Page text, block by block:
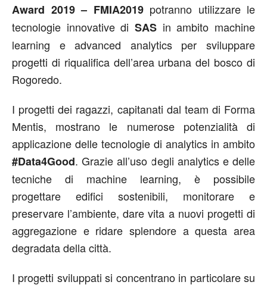
Award 2019 – FMIA2019potranno utilizzare le
tecnologie innovative di SAS in ambito machine
learning e advanced analytics per sviluppare
progetti di riqualifica dell’area urbana del bosco di
Rogoredo.
I progetti dei ragazzi, capitanati dal team di Forma
Mentis, mostrano le numerose potenzialità di
applicazione delle tecnologie di analytics in ambito
#Data4Good. Grazie all’uso degli analytics e delle
tecniche di machine learning, è possibile
progettare edifici sostenibili, monitorare e
preservare l’ambiente, dare vita a nuovi progetti di
aggregazione e ridare splendore a questa area
degradata della città.
I progetti sviluppati si concentrano in particolare su